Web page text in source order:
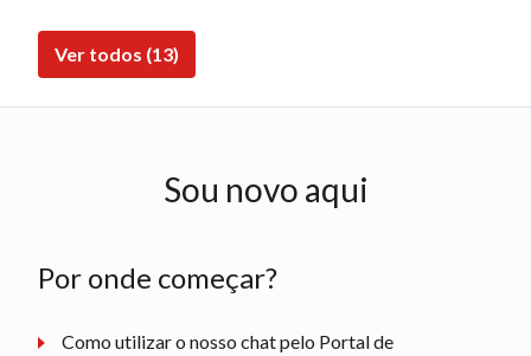
Ver todos (13)
Sou novo aqui
Por onde começar?
Como utilizar o nosso chat pelo Portal de